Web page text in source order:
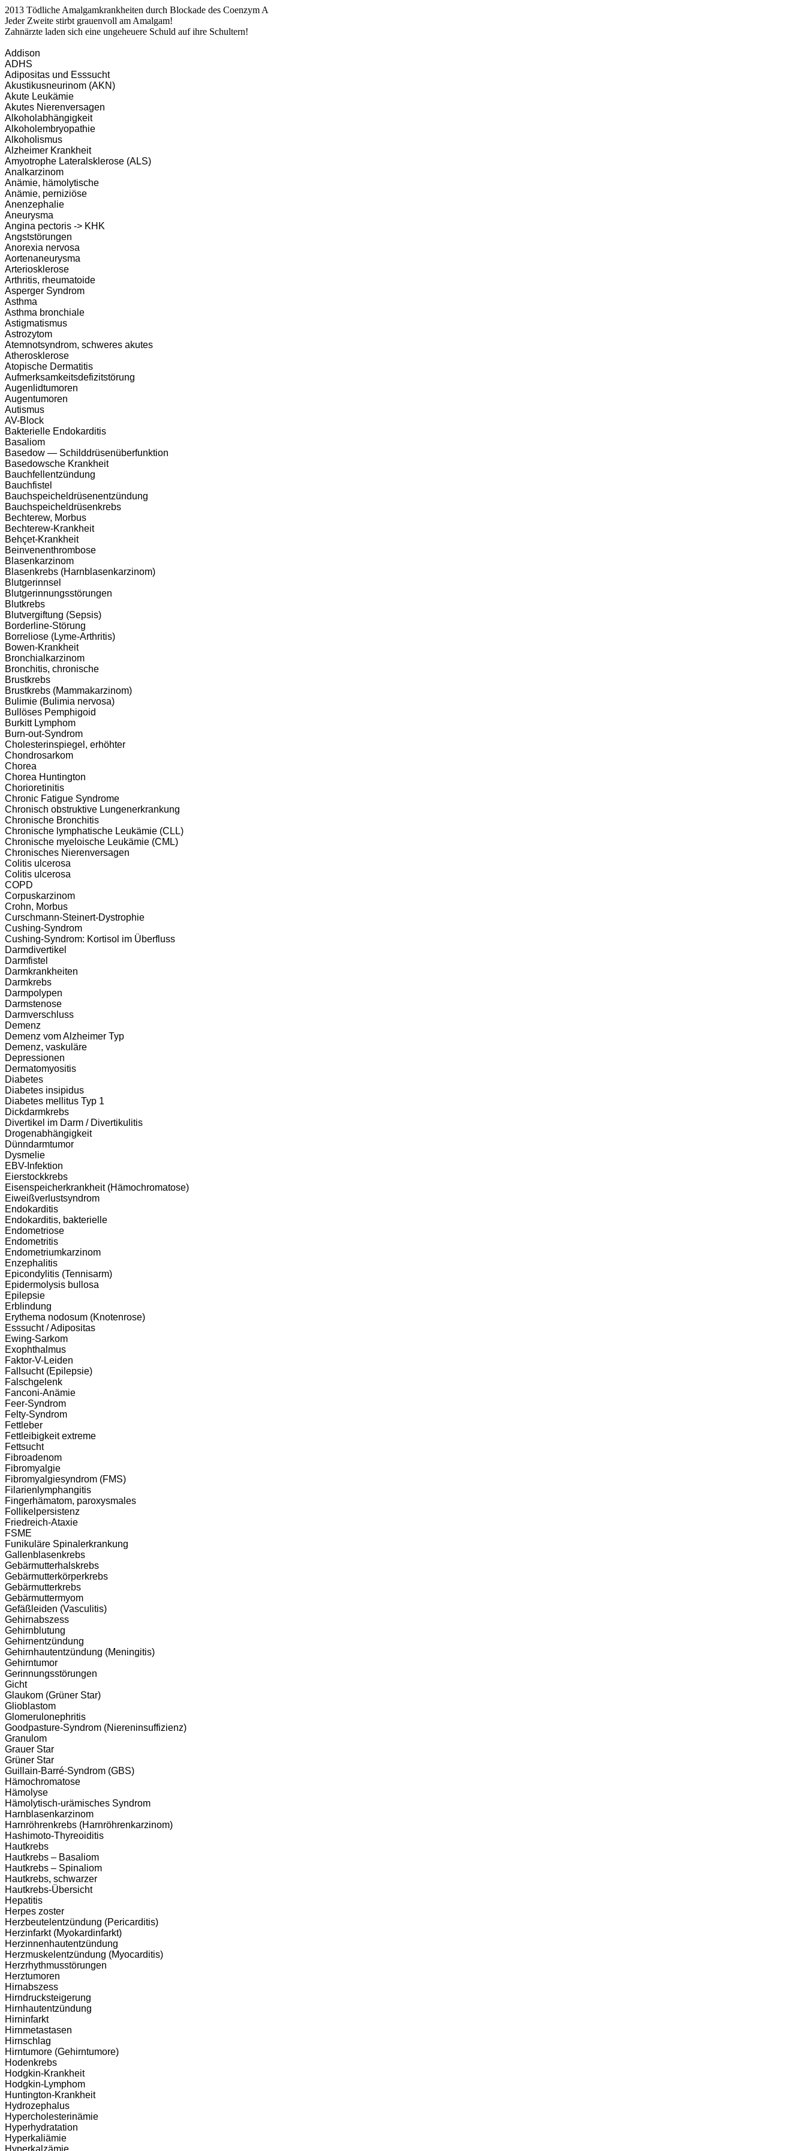
2013 Tödliche Amalgamkrankheiten durch Blockade des Coenzym A
Jeder Zweite stirbt grauenvoll am Amalgam!
Zahnärzte laden sich eine ungeheuere Schuld auf ihre Schultern!
Addison
ADHS
Adipositas und Esssucht
Akustikusneurinom (AKN)
Akute Leukämie
Akutes Nierenversagen
Alkoholabhängigkeit
Alkoholembryopathie
Alkoholismus
Alzheimer Krankheit
Amyotrophe Lateralsklerose (ALS)
Analkarzinom
Anämie, hämolytische
Anämie, perniziöse
Anenzephalie
Aneurysma
Angina pectoris -> KHK
Angststörungen
Anorexia nervosa
Aortenaneurysma
Arteriosklerose
Arthritis, rheumatoide
Asperger Syndrom
Asthma
Asthma bronchiale
Astigmatismus
Astrozytom
Atemnotsyndrom, schweres akutes
Atherosklerose
Atopische Dermatitis
Aufmerksamkeitsdefizitstörung
Augenlidtumoren
Augentumoren
Autismus
AV-Block
Bakterielle Endokarditis
Basaliom
Basedow — Schilddrüsenüberfunktion
Basedowsche Krankheit
Bauchfellentzündung
Bauchfistel
Bauchspeicheldrüsenentzündung
Bauchspeicheldrüsenkrebs
Bechterew, Morbus
Bechterew-Krankheit
Behçet-Krankheit
Beinvenenthrombose
Blasenkarzinom
Blasenkrebs (Harnblasenkarzinom)
Blutgerinnsel
Blutgerinnungsstörungen
Blutkrebs
Blutvergiftung (Sepsis)
Borderline-Störung
Borreliose (Lyme-Arthritis)
Bowen-Krankheit
Bronchialkarzinom
Bronchitis, chronische
Brustkrebs
Brustkrebs (Mammakarzinom)
Bulimie (Bulimia nervosa)
Bullöses Pemphigoid
Burkitt Lymphom
Burn-out-Syndrom
Cholesterinspiegel, erhöhter
Chondrosarkom
Chorea
Chorea Huntington
Chorioretinitis
Chronic Fatigue Syndrome
Chronisch obstruktive Lungenerkrankung
Chronische Bronchitis
Chronische lymphatische Leukämie (CLL)
Chronische myeloische Leukämie (CML)
Chronisches Nierenversagen
Colitis ulcerosa
Colitis ulcerosa
COPD
Corpuskarzinom
Crohn, Morbus
Curschmann-Steinert-Dystrophie
Cushing-Syndrom
Cushing-Syndrom: Kortisol im Überfluss
Darmdivertikel
Darmfistel
Darmkrankheiten
Darmkrebs
Darmpolypen
Darmstenose
Darmverschluss
Demenz
Demenz vom Alzheimer Typ
Demenz, vaskuläre
Depressionen
Dermatomyositis
Diabetes
Diabetes insipidus
Diabetes mellitus Typ 1
Dickdarmkrebs
Divertikel im Darm / Divertikulitis
Drogenabhängigkeit
Dünndarmtumor
Dysmelie
EBV-Infektion
Eierstockkrebs
Eisenspeicherkrankheit (Hämochromatose)
Eiweißverlustsyndrom
Endokarditis
Endokarditis, bakterielle
Endometriose
Endometritis
Endometriumkarzinom
Enzephalitis
Epicondylitis (Tennisarm)
Epidermolysis bullosa
Epilepsie
Erblindung
Erythema nodosum (Knotenrose)
Esssucht / Adipositas
Ewing-Sarkom
Exophthalmus
Faktor-V-Leiden
Fallsucht (Epilepsie)
Falschgelenk
Fanconi-Anämie
Feer-Syndrom
Felty-Syndrom
Fettleber
Fettleibigkeit extreme
Fettsucht
Fibroadenom
Fibromyalgie
Fibromyalgiesyndrom (FMS)
Filarienlymphangitis
Fingerhämatom, paroxysmales
Follikelpersistenz
Friedreich-Ataxie
FSME
Funikuläre Spinalerkrankung
Gallenblasenkrebs
Gebärmutterhalskrebs
Gebärmutterkörperkrebs
Gebärmutterkrebs
Gebärmuttermyom
Gefäßleiden (Vasculitis)
Gehirnabszess
Gehirnblutung
Gehirnentzündung
Gehirnhautentzündung (Meningitis)
Gehirntumor
Gerinnungsstörungen
Gicht
Glaukom (Grüner Star)
Glioblastom
Glomerulonephritis
Goodpasture-Syndrom (Niereninsuffizienz)
Granulom
Grauer Star
Grüner Star
Guillain-Barré-Syndrom (GBS)
Hämochromatose
Hämolyse
Hämolytisch-urämisches Syndrom
Harnblasenkarzinom
Harnröhrenkrebs (Harnröhrenkarzinom)
Hashimoto-Thyreoiditis
Hautkrebs
Hautkrebs – Basaliom
Hautkrebs – Spinaliom
Hautkrebs, schwarzer
Hautkrebs-Übersicht
Hepatitis
Herpes zoster
Herzbeutelentzündung (Pericarditis)
Herzinfarkt (Myokardinfarkt)
Herzinnenhautentzündung
Herzmuskelentzündung (Myocarditis)
Herzrhythmusstörungen
Herztumoren
Hirnabszess
Hirndrucksteigerung
Hirnhautentzündung
Hirninfarkt
Hirnmetastasen
Hirnschlag
Hirntumore (Gehirntumore)
Hodenkrebs
Hodgkin-Krankheit
Hodgkin-Lymphom
Huntington-Krankheit
Hydrozephalus
Hypercholesterinämie
Hyperhydratation
Hyperkaliämie
Hyperkalzämie